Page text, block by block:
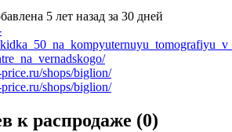
5 лет назад за 30 дней
shops/biglion/
shops/biglion/
к распродаже (0)